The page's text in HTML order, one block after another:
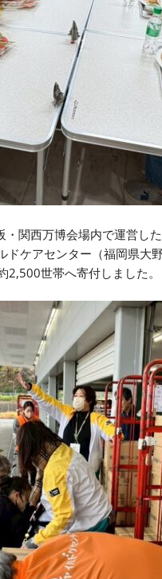
関西万博会場内で運営し
ケアセンター（福岡県大
世帯へ寄付しました。